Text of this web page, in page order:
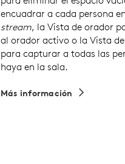
encuadrar a cada persona
stream, la Vista de orador
al orador activo o la Vista
para capturar a todas las
haya en la sala.
Más información